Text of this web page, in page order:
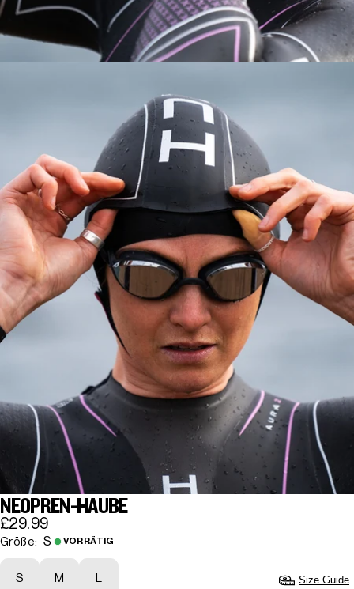
NEOPREN-HAUBE
£29.99
Größe: S VORRÄTIG
S M L Size Guide